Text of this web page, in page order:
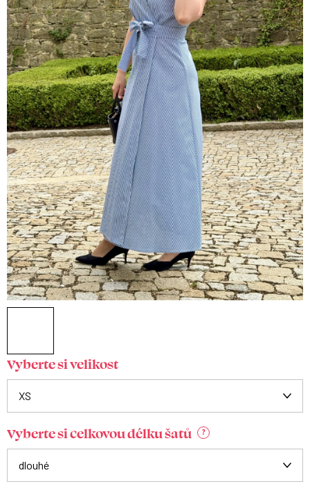
Vyberte si velikost
Vyberte si celkovou délku šatů ?